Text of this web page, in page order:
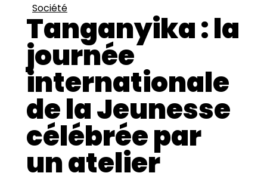
Société
Tanganyika : la
journée
internationale
de la Jeunesse
célébrée par
un atelier